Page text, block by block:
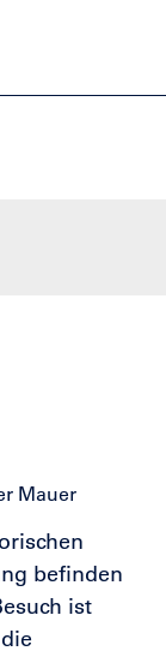
befinden
ist